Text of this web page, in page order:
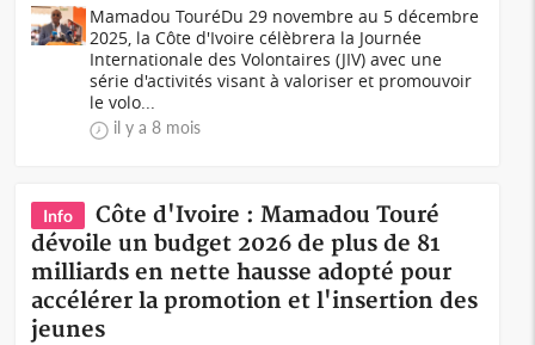
Mamadou TouréDu 29 novembre au 5 décembre
2025, la Côte d'Ivoire célèbrera la Journée
Internationale des Volontaires (JIV) avec une
série d'activités visant à valoriser et promouvoir
le volo...
il y a 8 mois
Info
Côte d'Ivoire : Mamadou Touré
dévoile un budget 2026 de plus de 81
milliards en nette hausse adopté pour
accélérer la promotion et l'insertion des
jeunes